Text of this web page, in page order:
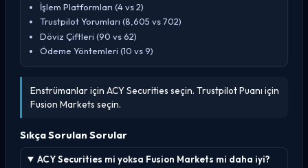
İşlem Platformları (4 vs 2)
Trustpilot Yorumları (8,605 vs 702)
Döviz Çiftleri (90 vs 62)
Ödeme Yöntemleri (10 vs 9)
Enstrümanlar için ACY Securities seçin. Trustpilot Puanı için
Fusion Markets seçin.
Sıkça Sorulan Sorular
ACY Securities mi yoksa Fusion Markets mi daha iyi?